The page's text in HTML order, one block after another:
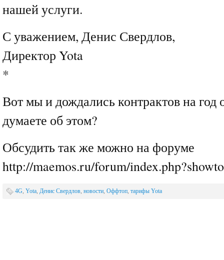
нашей услуги.
С уважением, Денис Свердлов,
Директор Yota
*
Вот мы и дождались контрактов на год
думаете об этом?
Обсудить так же можно на форуме
http://maemos.ru/forum/
4G, Yota, Денис Свердлов, новости, Оффтоп, тарифы Yota